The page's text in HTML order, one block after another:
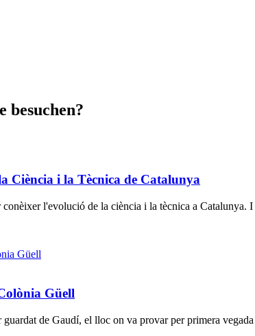
besuchen?
Ciència i la Tècnica de Catalunya
conèixer l'evolució de la ciència i la tècnica a Catalunya.
Güell
de Gaudí, el lloc on va provar per primera